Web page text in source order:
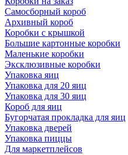
Самосборный короб
Архивный короб
Коробки с крышкой
Большие картонные коробки
Маленькие коробки
Эксклюзивные коробки
Упаковка яиц
Упаковка для 20 яиц
Упаковка для 30 яиц
Короб для яиц
Бугорчатая прокладка для яиц
Упаковка дверей
Упаковка пиццы
Для маркетплейсов